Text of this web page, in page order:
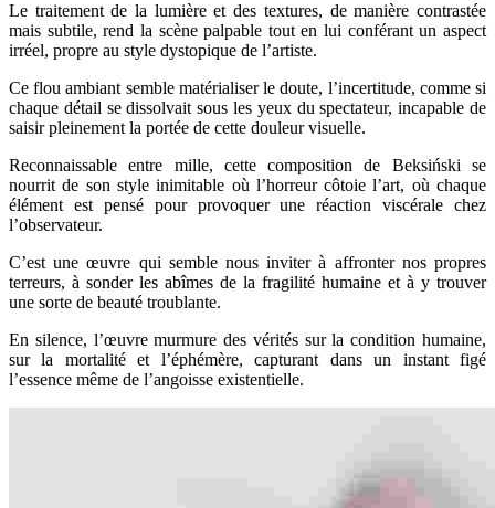
Le traitement de la lumière et des textures, de manière contrastée
mais subtile, rend la scène palpable tout en lui conférant un aspect
irréel, propre au style dystopique de l’artiste.
Ce flou ambiant semble matérialiser le doute, l’incertitude, comme si
chaque détail se dissolvait sous les yeux du spectateur, incapable de
saisir pleinement la portée de cette douleur visuelle.
Reconnaissable entre mille, cette composition de Beksiński se
nourrit de son style inimitable où l’horreur côtoie l’art, où chaque
élément est pensé pour provoquer une réaction viscérale chez
l’observateur.
C’est une œuvre qui semble nous inviter à affronter nos propres
terreurs, à sonder les abîmes de la fragilité humaine et à y trouver
une sorte de beauté troublante.
En silence, l’œuvre murmure des vérités sur la condition humaine,
sur la mortalité et l’éphémère, capturant dans un instant figé
l’essence même de l’angoisse existentielle.